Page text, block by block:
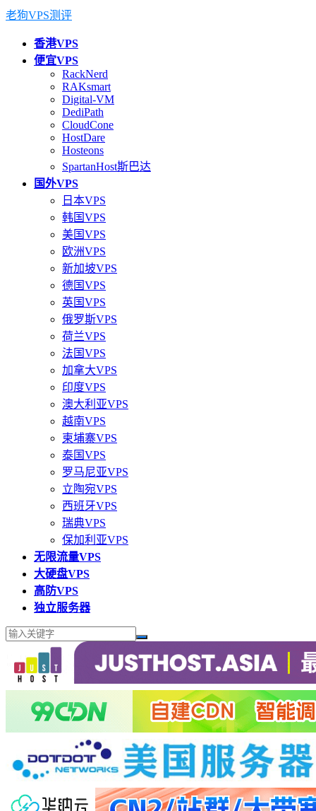
老狗VPS测评
香港VPS
便宜VPS
RackNerd
RAKsmart
Digital-VM
DediPath
CloudCone
HostDare
Hosteons
SpartanHost斯巴达
国外VPS
日本VPS
韩国VPS
美国VPS
欧洲VPS
新加坡VPS
德国VPS
英国VPS
俄罗斯VPS
荷兰VPS
法国VPS
加拿大VPS
印度VPS
澳大利亚VPS
越南VPS
柬埔寨VPS
泰国VPS
罗马尼亚VPS
立陶宛VPS
西班牙VPS
瑞典VPS
保加利亚VPS
无限流量VPS
大硬盘VPS
高防VPS
独立服务器